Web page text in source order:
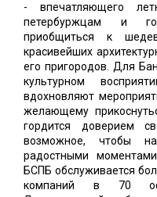
- впечатляющего
петербуржцам и
приобщиться к
красивейших
его пригородов. Для
культурном
вдохновляют
желающему
гордится доверием
возможное, чтобы
радостными
БСПБ обслуживается
компаний в 70